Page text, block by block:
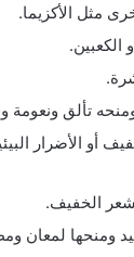
مثل الأكزيما.
الكعبين.
تألق ونعومة
أو الأضرار
الخفيف.
ومنحها